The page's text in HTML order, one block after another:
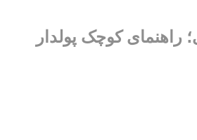
راهنمای کوچک پولدار